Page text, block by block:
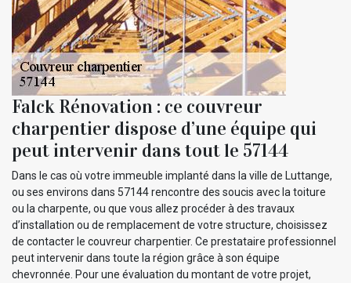
Falck Rénovation : ce couvreur
charpentier dispose d’une équipe qui
peut intervenir dans tout le 57144
Dans le cas où votre immeuble implanté dans la ville de Luttange,
ou ses environs dans 57144 rencontre des soucis avec la toiture
ou la charpente, ou que vous allez procéder à des travaux
d’installation ou de remplacement de votre structure, choisissez
de contacter le couvreur charpentier. Ce prestataire professionnel
peut intervenir dans toute la région grâce à son équipe
chevronnée. Pour une évaluation du montant de votre projet,